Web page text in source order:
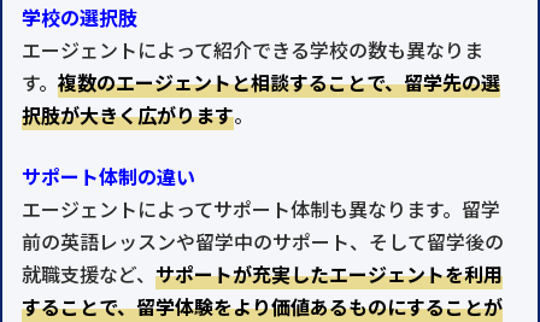
学校の選択肢
エージェントによって紹介できる学校の数も異なりま
す。 複数のエージェントと相談することで、留学先の選
択肢が大きく広がります。
サポート体制の違い
エージェントによってサポート体制も異なります。留学
前の英語レッスンや留学中のサポート、そして留学後の
就職支援など、 サポートが充実したエージェントを利用
することで、留学体験をより価値あるものにすることが